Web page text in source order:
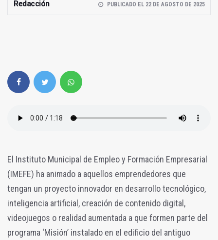
Redacción PUBLICADO EL 22 DE AGOSTO DE 2025
El Instituto Municipal de Empleo y Formación Empresarial
(IMEFE) ha animado a aquellos emprendedores que
tengan un proyecto innovador en desarrollo tecnológico,
inteligencia artificial, creación de contenido digital,
videojuegos o realidad aumentada a que formen parte del
programa ‘Misión’ instalado en el edificio del antiguo